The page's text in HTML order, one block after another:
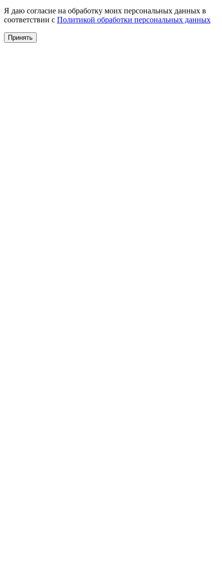
Я даю согласие на обработку моих персональных данных в
соответствии с Политикой обработки персональных данных
Принять